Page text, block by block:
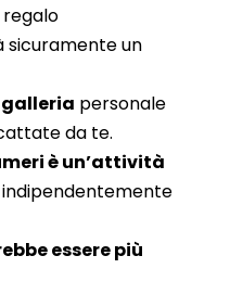
regalo
sicuramente un
personale
da te.
è un’attività
indipendentemente
essere più